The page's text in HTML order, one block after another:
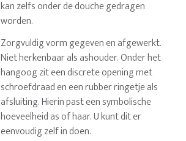
kan zelfs onder de douche gedragen
worden.
Zorgvuldig vorm gegeven en afgewerkt.
Niet herkenbaar als ashouder. Onder het
hangoog zit een discrete opening met
schroefdraad en een rubber ringetje als
afsluiting. Hierin past een symbolische
hoeveelheid as of haar. U kunt dit er
eenvoudig zelf in doen.